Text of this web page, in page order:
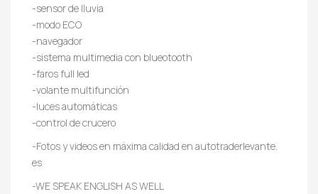
-sensor de lluvia
-modo ECO
-navegador
-sistema multimedia con blueotooth
-faros full led
-volante multifunción
-luces automáticas
-control de crucero
-Fotos y videos en máxima calidad en autotraderlevante.
es
-WE SPEAK ENGLISH AS WELL